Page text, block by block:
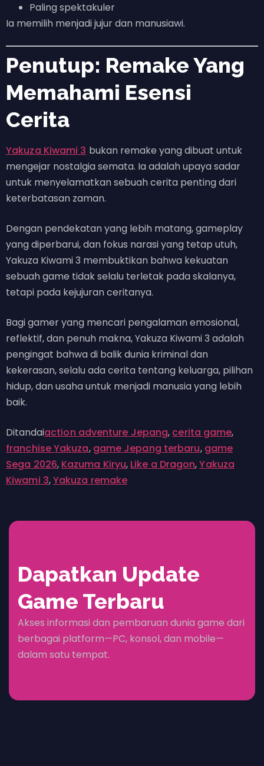
Paling spektakuler
Ia memilih menjadi jujur dan manusiawi.
Penutup: Remake Yang
Memahami Esensi
Cerita
Yakuza Kiwami 3 bukan remake yang dibuat untuk
mengejar nostalgia semata. Ia adalah upaya sadar
untuk menyelamatkan sebuah cerita penting dari
keterbatasan zaman.
Dengan pendekatan yang lebih matang, gameplay
yang diperbarui, dan fokus narasi yang tetap utuh,
Yakuza Kiwami 3 membuktikan bahwa kekuatan
sebuah game tidak selalu terletak pada skalanya,
tetapi pada kejujuran ceritanya.
Bagi gamer yang mencari pengalaman emosional,
reflektif, dan penuh makna, Yakuza Kiwami 3 adalah
pengingat bahwa di balik dunia kriminal dan
kekerasan, selalu ada cerita tentang keluarga, pilihan
hidup, dan usaha untuk menjadi manusia yang lebih
baik.
Ditandaiaction adventure Jepang, cerita game,
franchise Yakuza, game Jepang terbaru, game
Sega 2026, Kazuma Kiryu, Like a Dragon,Yakuza
Kiwami 3,Yakuza remake
Dapatkan Update
Game Terbaru
Akses informasi dan pembaruan dunia game dari
berbagai platform—PC, konsol, dan mobile—
dalam satu tempat.